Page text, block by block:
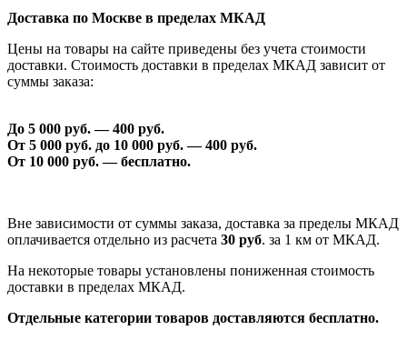
Доставка по Москве в пределах МКАД
Цены на товары на сайте приведены без учета стоимости
доставки. Стоимость доставки в пределах МКАД зависит от
суммы заказа:
До 5 000 руб. —400 руб.
От 5 000 руб. до 10 000 руб. —400 руб.
От 10 000 руб. — бесплатно.
Вне зависимости от суммы заказа, доставка за пределы МКАД
оплачивается отдельно из расчета 30 руб. за 1 км от МКАД.
На некоторые товары установлены пониженная стоимость
доставки в пределах МКАД.
Отдельные категории товаров доставляются бесплатно.